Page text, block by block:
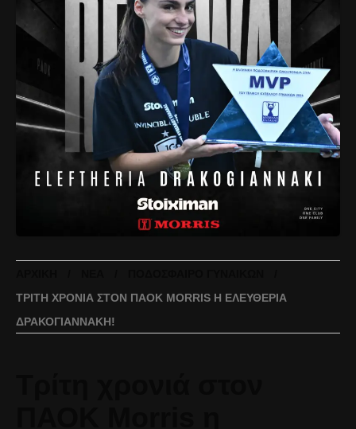
ΤΡΊΤΗ ΧΡΟΝΙΆ ΣΤΟΝ ΠΑΟΚ MORRIS Η ΕΛΕΥΘΕΡΊΑ
ΔΡΑΚΟΓΙΑΝΝΆΚΗ!